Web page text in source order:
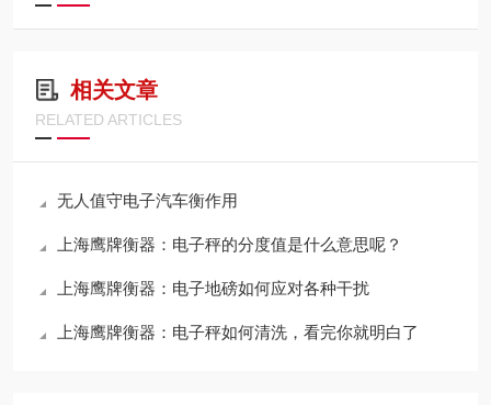
相关文章
RELATED ARTICLES
无人值守电子汽车衡作用
上海鹰牌衡器：电子秤的分度值是什么意思呢？
上海鹰牌衡器：电子地磅如何应对各种干扰
上海鹰牌衡器：电子秤如何清洗，看完你就明白了